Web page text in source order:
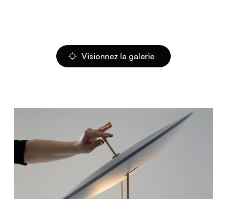
Visionnez la galerie